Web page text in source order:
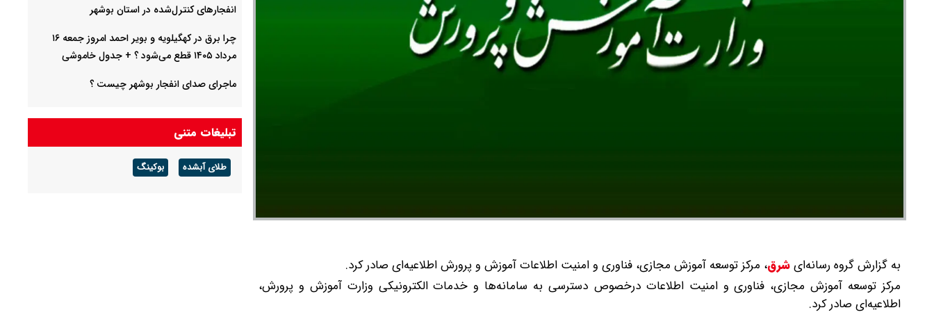
به گزارش گروه رسانه‌ایشرق، مرکز توسعه آموزش مجازی، فناوری و امنیت اطلاعات آموزش و پرورش اطلاعیه‌ای صادر کرد.
مرکز توسعه آموزش مجازی، فناوری و امنیت اطلاعات درخصوص دسترسی به سامانه‌ها و خدمات الکترونیکی وزارت آموزش و پرورش،
اطلاعیه‌ای صادر کرد.
انفجارهای کنترل‌شده در استان بوشهر
چرا برق در کهگیلویه و بویر احمد امروز جمعه ۱۶
مرداد ۱۴۰۵ قطع می‌شود ؟ + جدول خاموشی
ماجرای صدای انفجار بوشهر چیست ؟
است/ جیره‌بندی نداریم
باد شدید و رگبار باران در پیش است
تبلیغات متنی
طلای آبشده بوکینگ